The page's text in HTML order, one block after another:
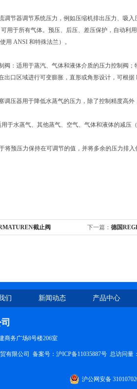
调节器调节系统压力，例如压缩机排出压力、吸
用于所有气体。预压、后压、差压保护，自动利
用 ANSI 和特殊法兰）。
阀：适用于蒸汽、气体和液体介质的压力控制阀
出口区域进行可变膨胀，直形或角形设计，可根据
调压器用于降低水蒸气的压力，除了控制精度高
用于水蒸气、其他蒸气、空气、气体和液体的减
将预压力保持在可调节的值，并将多余的压力排
截止阀 下一篇： 德国
们 新闻动态 产品中心
商务广场8号楼206室
有限公司 备案号： 沪ICP备11035887号 总访问量
沪公网安备